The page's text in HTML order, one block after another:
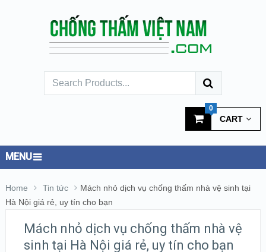
CART
0
MENU
Home Tin tức
Mách nhỏ dịch vụ chống thấm nhà vệ sinh tại
Hà Nội giá rẻ, uy tín cho bạn
Mách nhỏ dịch vụ chống thấm nhà vệ
sinh tại Hà Nội giá rẻ, uy tín cho bạn